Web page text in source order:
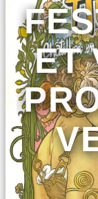
ET
-